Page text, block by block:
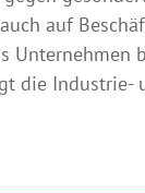
auf
Unternehmen
die Industrie-